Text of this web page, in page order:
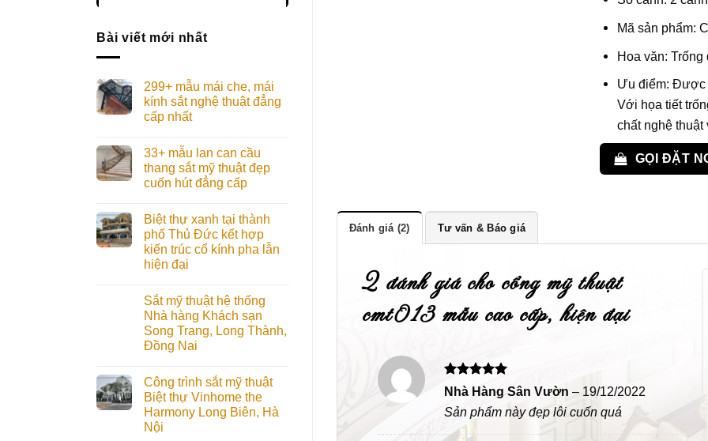
Bài viết mới nhất
299+ mẫu mái che, mái
kính sắt nghệ thuật đẳng
cấp nhất
33+ mẫu lan can cầu
thang sắt mỹ thuật đẹp
cuốn hút đẳng cấp
Biệt thự xanh tại thành
phố Thủ Đức kết hợp
kiến trúc cổ kính pha lẫn
hiện đại
Sắt mỹ thuật hệ thống
Nhà hàng Khách sạn
Song Trang, Long Thành,
Đồng Nai
Công trình sắt mỹ thuật
Biệt thự Vinhome the
Harmony Long Biên, Hà
Nội
Mã sản phẩm:
Hoa văn:
Ưu điểm: Được
Với họa tiết
chất nghệ
GỌI ĐẶT
Đánh giá (2) Tư vấn & Báo giá
2 đánh giá chocổng mỹ thuật
cmt013 mẫu cao cấp, hiện đại
Được xếp
hạng 55
sao
Nhà Hàng Sân Vườn– 19/12/2022
Sản phẩm này đẹp lôi cuốn quá